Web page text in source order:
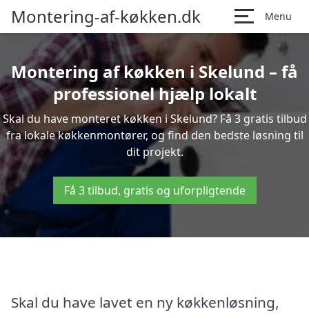
Montering-af-køkken.dk Menu
Montering af køkken i Skelund – få
professionel hjælp lokalt
Skal du have monteret køkken i Skelund? Få 3 gratis tilbud
fra lokale køkkenmontører, og find den bedste løsning til
dit projekt.
Få 3 tilbud, gratis og uforpligtende
Skal du have lavet en ny køkkenløsning,